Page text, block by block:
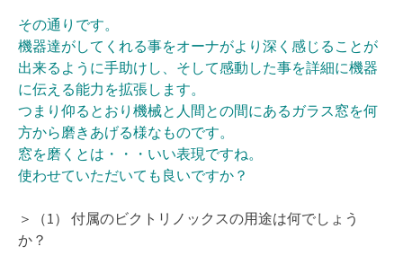
その通りです。
機器達がしてくれる事をオーナがより深く感じることが
出来るように手助けし、そして感動した事を詳細に機器
に伝える能力を拡張します。
つまり仰るとおり機械と人間との間にあるガラス窓を何
方から磨きあげる様なものです。
窓を磨くとは・・・いい表現ですね。
使わせていただいても良いですか？
＞（1） 付属のビクトリノックスの用途は何でしょう
か？